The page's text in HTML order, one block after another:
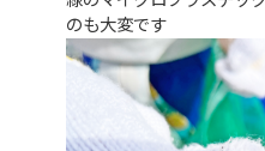
のも大変です